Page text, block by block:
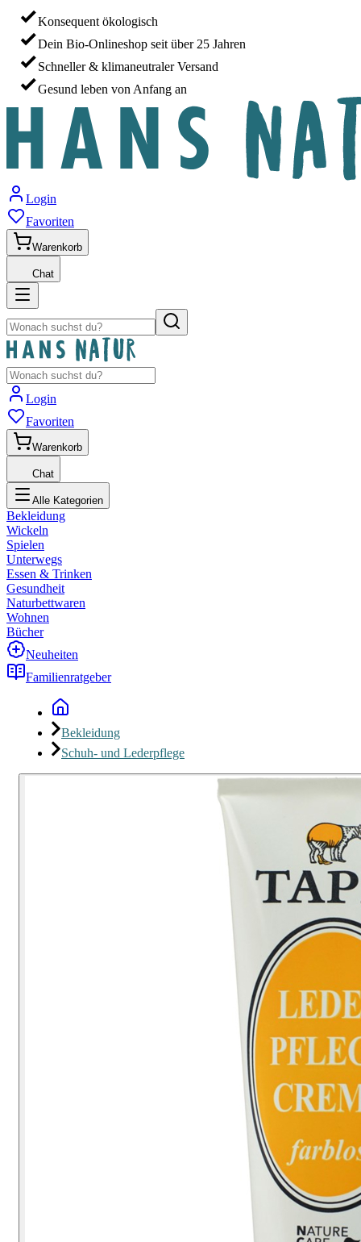
Konsequent ökologisch
Dein Bio-Onlineshop seit über 25 Jahren
Schneller & klimaneutraler Versand
Gesund leben von Anfang an
Login
Favoriten
Warenkorb
Chat
Login
Favoriten
Warenkorb
Chat
Alle Kategorien
Bekleidung
Wickeln
Spielen
Unterwegs
Essen & Trinken
Gesundheit
Naturbettwaren
Wohnen
Bücher
Neuheiten
Familienratgeber
Bekleidung
Schuh- und Lederpflege